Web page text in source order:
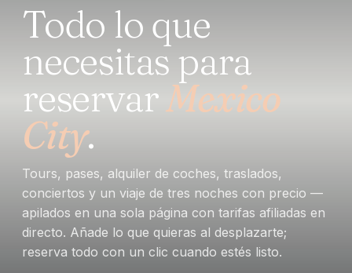
Todo lo que
necesitas para
reservarMexico
City.
Tours, pases, alquiler de coches, traslados,
conciertos y un viaje de tres noches con precio —
apilados en una sola página con tarifas afiliadas en
directo. Añade lo que quieras al desplazarte;
reserva todo con un clic cuando estés listo.